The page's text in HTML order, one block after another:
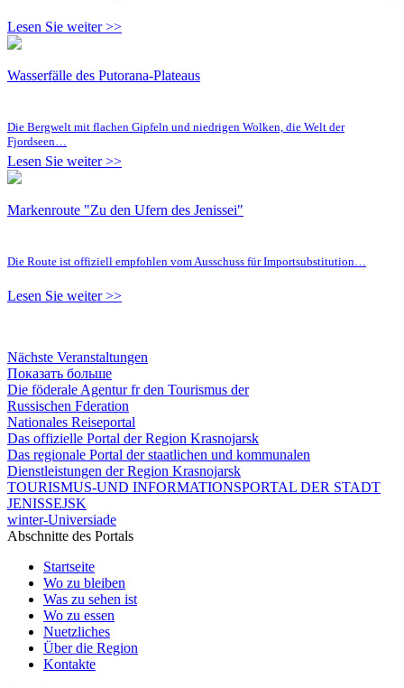
Lesen Sie weiter >>
Wasserfälle des Putorana-Plateaus
Die Bergwelt mit flachen Gipfeln und niedrigen Wolken, die Welt der
Fjordseen…
Lesen Sie weiter >>
Markenroute "Zu den Ufern des Jenissei"
Die Route ist offiziell empfohlen vom Ausschuss für Importsubstitution…
Lesen Sie weiter >>
Nächste Veranstaltungen
Показать больше
Die föderale Agentur fr den Tourismus der
Russischen Fderation
Nationales Reiseportal
Das offizielle Portal der Region Krasnojarsk
Das regionale Portal der staatlichen und kommunalen
Dienstleistungen der Region Krasnojarsk
TOURISMUS-UND INFORMATIONSPORTAL DER STADT
JENISSEJSK
winter-Universiade
Abschnitte des Portals
Startseite
Wo zu bleiben
Was zu sehen ist
Wo zu essen
Nuetzliches
Über die Region
Kontakte